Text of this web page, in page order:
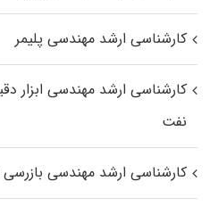
کارشناسی ارشد مهندسی پلیمر
کارشناسی ارشد مهندسی ابزار
نفت
کارشناسی ارشد مهندسی